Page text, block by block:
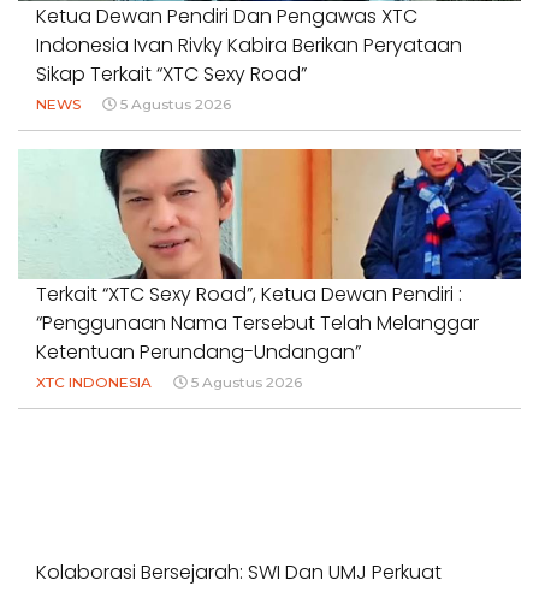
Ketua Dewan Pendiri Dan Pengawas XTC
Indonesia Ivan Rivky Kabira Berikan Peryataan
Sikap Terkait “XTC Sexy Road”
NEWS 5 Agustus 2026
Terkait “XTC Sexy Road”, Ketua Dewan Pendiri :
“Penggunaan Nama Tersebut Telah Melanggar
Ketentuan Perundang-Undangan”
XTC INDONESIA 5 Agustus 2026
Kolaborasi Bersejarah: SWI Dan UMJ Perkuat